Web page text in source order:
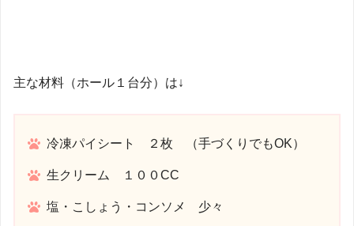
主な材料（ホール１台分）は↓
冷凍パイシート ２枚 （手づくりでもOK）
生クリーム １００CC
塩・こしょう・コンソメ 少々